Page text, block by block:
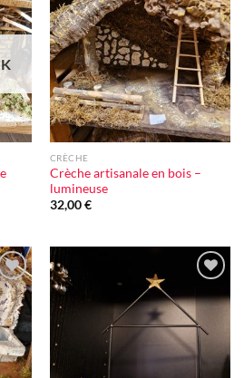
liste
Ajouter
à la liste
d'envie
CRÈCHE
Crèche artisanale en bois –
lumineuse
32,00€
liste
à la liste
d'envie